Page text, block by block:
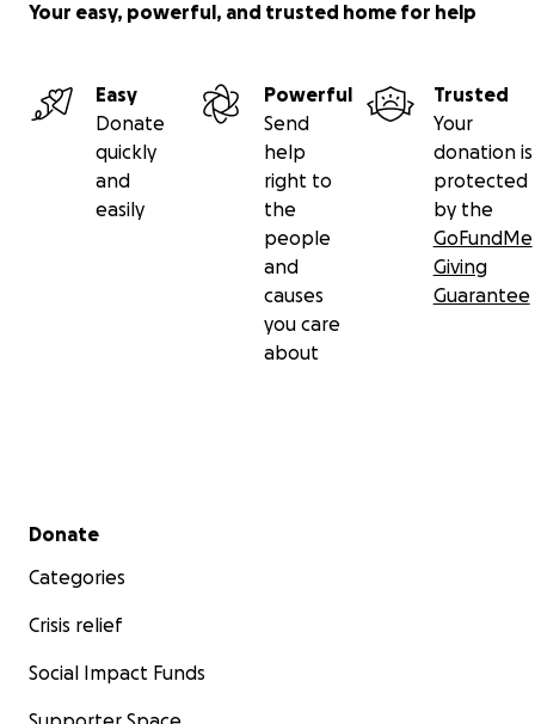
Your easy, powerful, and trusted home for help
Easy
Donate
quickly
and
easily
Powerful
Send
help
right to
the
people
and
causes
you care
about
Trusted
Your
donation is
protected
by the
GoFundMe
Giving
Guarantee
Secondary menu
Donate
Categories
Crisis relief
Social Impact Funds